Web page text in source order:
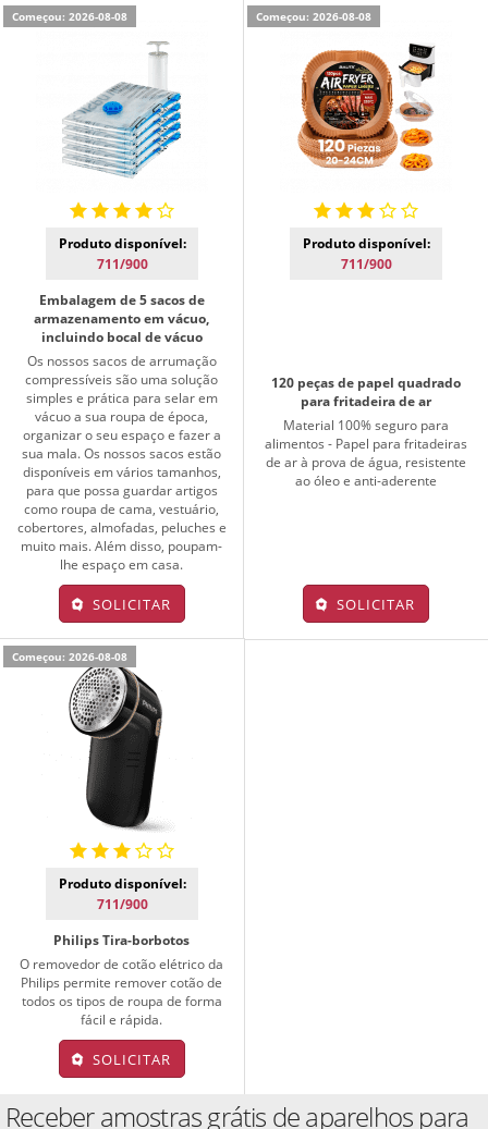
Começou: 2026-08-08
Produto disponível:
711/900
Embalagem de 5 sacos de
armazenamento em vácuo,
incluindo bocal de vácuo
Os nossos sacos de arrumação
compressíveis são uma solução
simples e prática para selar em
vácuo a sua roupa de época,
organizar o seu espaço e fazer a
sua mala. Os nossos sacos estão
disponíveis em vários tamanhos,
para que possa guardar artigos
como roupa de cama, vestuário,
cobertores, almofadas, peluches e
muito mais. Além disso, poupam-
lhe espaço em casa.
SOLICITAR
Começou: 2026-08-08
Produto disponível:
711/900
120 peças de papel quadrado
para fritadeira de ar
Material 100% seguro para
alimentos - Papel para fritadeiras
de ar à prova de água, resistente
ao óleo e anti-aderente
SOLICITAR
Começou: 2026-08-08
Produto disponível:
711/900
Philips Tira-borbotos
O removedor de cotão elétrico da
Philips permite remover cotão de
todos os tipos de roupa de forma
fácil e rápida.
SOLICITAR
Receber amostras grátis de aparelhos para